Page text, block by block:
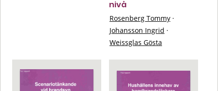
nivå
Rosenberg Tommy ·
Johansson Ingrid ·
Weissglas Gösta